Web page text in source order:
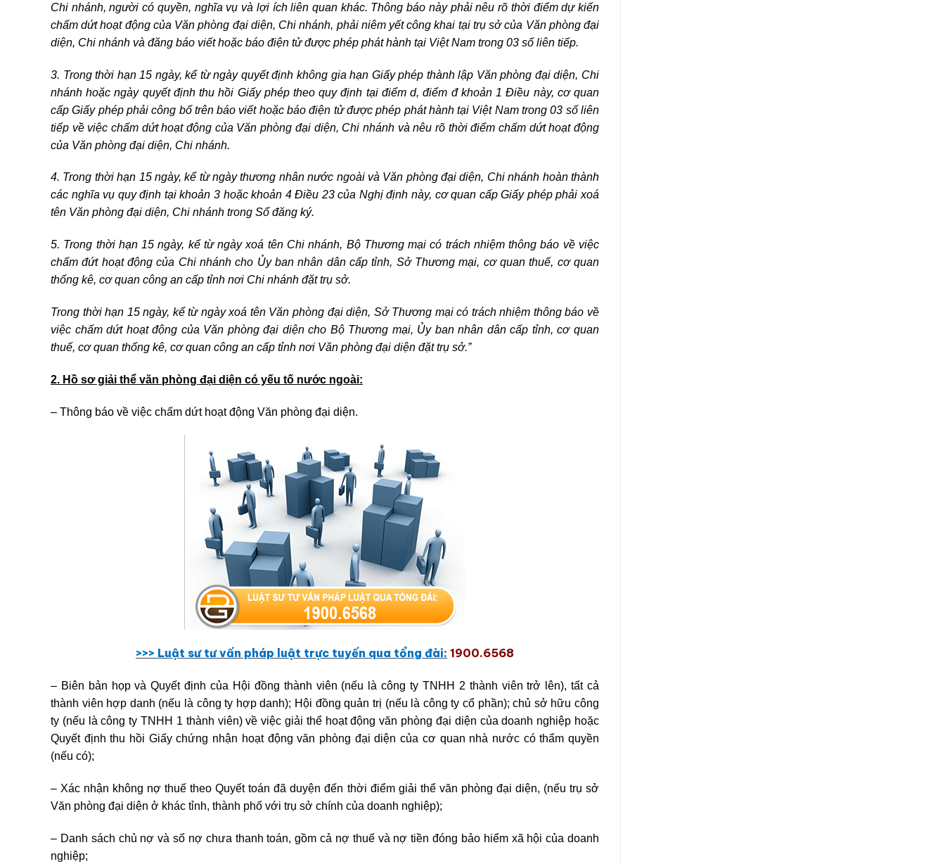
Chi nhánh, người có quyền, nghĩa vụ và lợi ích liên quan khác. Thông báo này phải nêu rõ thời điểm dự kiến
chấm dứt hoạt động của Văn phòng đại diện, Chi nhánh, phải niêm yết công khai tại trụ sở của Văn phòng đại
diện, Chi nhánh và đăng báo viết hoặc báo điện tử được phép phát hành tại Việt Nam trong 03 số liên tiếp.
3. Trong thời hạn 15 ngày, kể từ ngày quyết định không gia hạn Giấy phép thành lập Văn phòng đại diện, Chi
nhánh hoặc ngày quyết định thu hồi Giấy phép theo quy định tại điểm d, điểm đ khoản 1 Điều này, cơ quan
cấp Giấy phép phải công bố trên báo viết hoặc báo điện tử được phép phát hành tại Việt Nam trong 03 số liên
tiếp về việc chấm dứt hoạt động của Văn phòng đại diện, Chi nhánh và nêu rõ thời điểm chấm dứt hoạt động
của Văn phòng đại diện, Chi nhánh.
4. Trong thời hạn 15 ngày, kể từ ngày thương nhân nước ngoài và Văn phòng đại diện, Chi nhánh hoàn thành
các nghĩa vụ quy định tại khoản 3 hoặc khoản 4 Điều 23 của Nghị định này, cơ quan cấp Giấy phép phải xoá
tên Văn phòng đại diện, Chi nhánh trong Sổ đăng ký.
5. Trong thời hạn 15 ngày, kể từ ngày xoá tên Chi nhánh, Bộ Thương mại có trách nhiệm thông báo về việc
chấm đứt hoạt động của Chi nhánh cho Ủy ban nhân dân cấp tỉnh, Sở Thương mại, cơ quan thuế, cơ quan
thống kê, cơ quan công an cấp tỉnh nơi Chi nhánh đặt trụ sở.
Trong thời hạn 15 ngày, kể từ ngày xoá tên Văn phòng đại diện, Sở Thương mại có trách nhiệm thông báo về
việc chấm dứt hoạt động của Văn phòng đại diện cho Bộ Thương mại, Ủy ban nhân dân cấp tỉnh, cơ quan
thuế, cơ quan thống kê, cơ quan công an cấp tỉnh nơi Văn phòng đại diện đặt trụ sở.”
2. Hồ sơ giải thể văn phòng đại diện có yếu tố nước ngoài:
– Thông báo về việc chấm dứt hoạt động Văn phòng đại diện.
>>> Luật sư tư vấn pháp luật trực tuyến qua tổng đài: 1900.6568
– Biên bản họp và Quyết định của Hội đồng thành viên (nếu là công ty TNHH 2 thành viên trở lên), tất cả
thành viên hợp danh (nếu là công ty hợp danh); Hội đồng quản trị (nếu là công ty cổ phần); chủ sở hữu công
ty (nếu là công ty TNHH 1 thành viên) về việc giải thể hoạt động văn phòng đại diện của doanh nghiệp hoặc
Quyết định thu hồi Giấy chứng nhận hoạt động văn phòng đại diện của cơ quan nhà nước có thẩm quyền
(nếu có);
– Xác nhận không nợ thuế theo Quyết toán đã duyện đến thời điểm giải thể văn phòng đại diện, (nếu trụ sở
Văn phòng đại diện ở khác tỉnh, thành phố với trụ sở chính của doanh nghiệp);
– Danh sách chủ nợ và số nợ chưa thanh toán, gồm cả nợ thuế và nợ tiền đóng bảo hiểm xã hội của doanh
nghiệp;